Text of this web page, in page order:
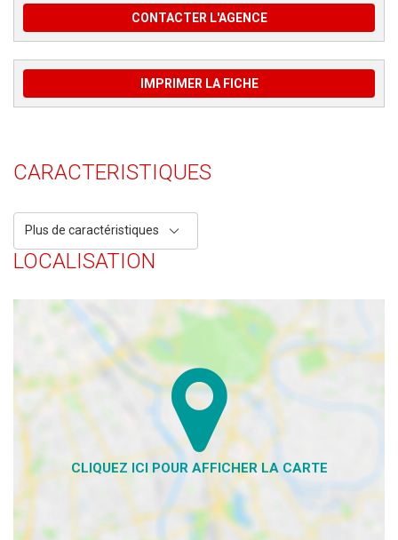
CONTACTER L'AGENCE
IMPRIMER LA FICHE
CARACTERISTIQUES
Plus de caractéristiques
LOCALISATION